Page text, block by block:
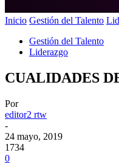
Inicio Gestión del Talento
Gestión del Talento
Liderazgo
CUALIDADES
Por
editor2 rtw
-
24 mayo, 2019
1734
0